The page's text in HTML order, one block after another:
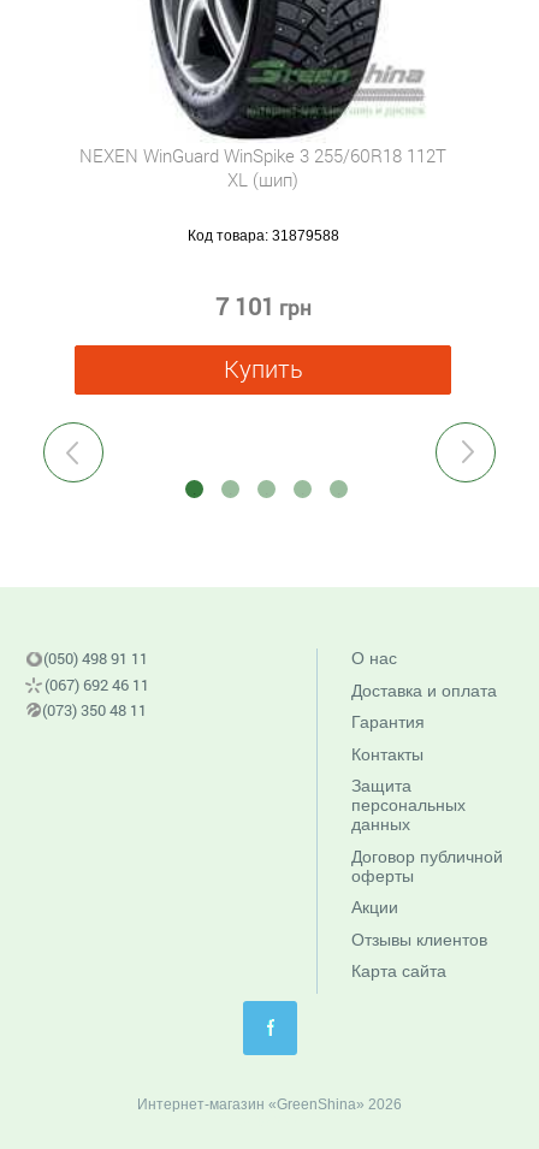
Previous
NEXEN WinGuard WinSpike 3 255/60R18 112T
XL (шип)
Код товара: 31879588
7 101 грн
Купить
Next
(050) 498 91 11
(067) 692 46 11
(073) 350 48 11
О нас
Доставка и оплата
Гарантия
Контакты
Защита
персональных
данных
Договор публичной
оферты
Акции
Отзывы клиентов
Карта сайта
Интернет-магазин «GreenShina» 2026